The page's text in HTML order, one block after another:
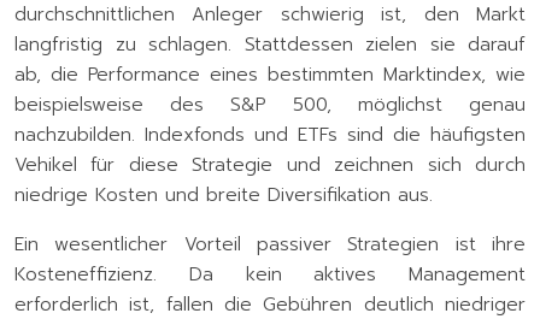
durchschnittlichen Anleger schwierig ist, den Markt
langfristig zu schlagen. Stattdessen zielen sie darauf
ab, die Performance eines bestimmten Marktindex, wie
beispielsweise des S&P 500, möglichst genau
nachzubilden. Indexfonds und ETFs sind die häufigsten
Vehikel für diese Strategie und zeichnen sich durch
niedrige Kosten und breite Diversifikation aus.
Ein wesentlicher Vorteil passiver Strategien ist ihre
Kosteneffizienz. Da kein aktives Management
erforderlich ist, fallen die Gebühren deutlich niedriger